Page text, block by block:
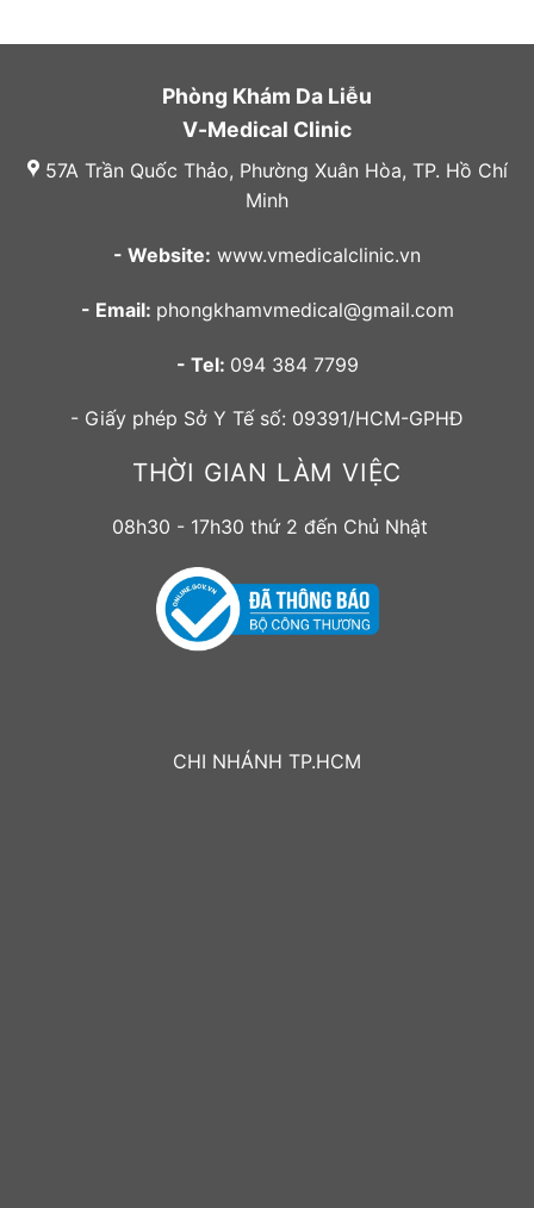
Phòng Khám Da Liễu
V-Medical Clinic
57A Trần Quốc Thảo, Phường Xuân Hòa, TP. Hồ Chí
Minh
- Website: www.vmedicalclinic.vn
- Email: phongkhamvmedical@gmail.com
- Tel: 094 384 7799
- Giấy phép Sở Y Tế số: 09391/HCM-GPHĐ
THỜI GIAN LÀM VIỆC
08h30 - 17h30 thứ 2 đến Chủ Nhật
CHI NHÁNH TP.HCM